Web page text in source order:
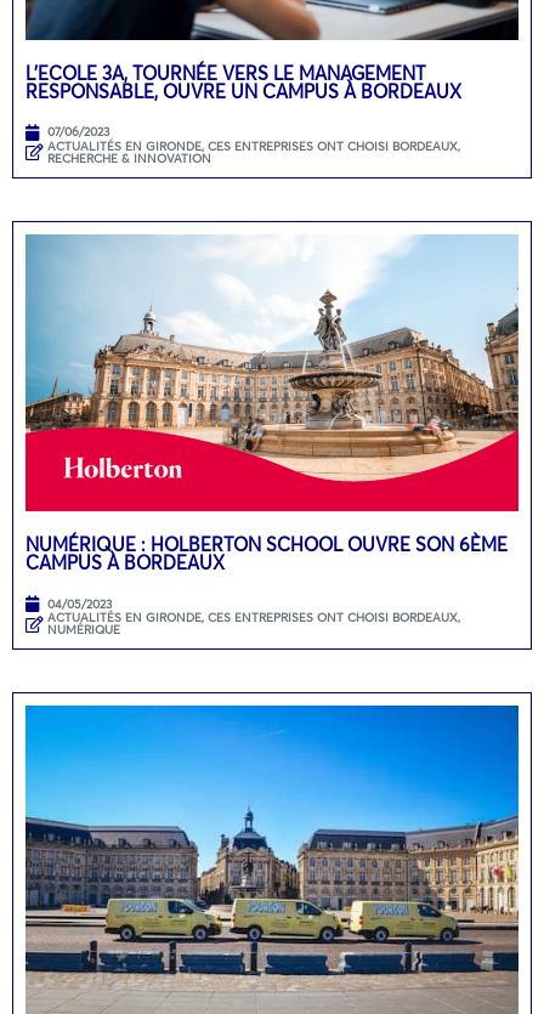
L’ECOLE 3A, TOURNÉE VERS LE MANAGEMENT
RESPONSABLE, OUVRE UN CAMPUS À BORDEAUX
07/06/2023
ACTUALITÉS EN GIRONDE, CES ENTREPRISES ONT CHOISI BORDEAUX,
RECHERCHE & INNOVATION
NUMÉRIQUE : HOLBERTON SCHOOL OUVRE SON 6ÈME
CAMPUS À BORDEAUX
04/05/2023
ACTUALITÉS EN GIRONDE, CES ENTREPRISES ONT CHOISI BORDEAUX,
NUMÉRIQUE